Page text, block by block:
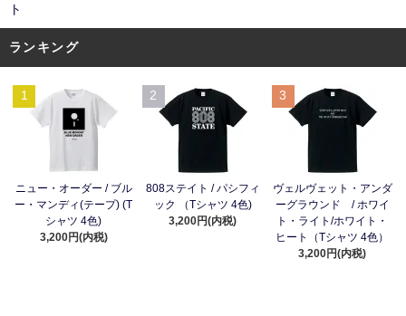
ト
ランキング
1
ニュー・オーダー / ブル
ー・マンディ(テープ) (T
シャツ 4色)
3,200円(内税)
2
808ステイト / パシフィ
ック （Tシャツ 4色)
3,200円(内税)
3
ヴェルヴェット・アンダ
ーグラウンド / ホワイ
ト・ライト/ホワイト・
ヒート（Tシャツ 4色）
3,200円(内税)